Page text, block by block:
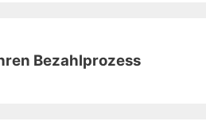
Bezahlprozess